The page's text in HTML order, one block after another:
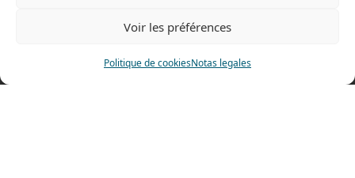
Voir les préférences
Politique de cookiesNotas legales
Nuestra gama para particulares